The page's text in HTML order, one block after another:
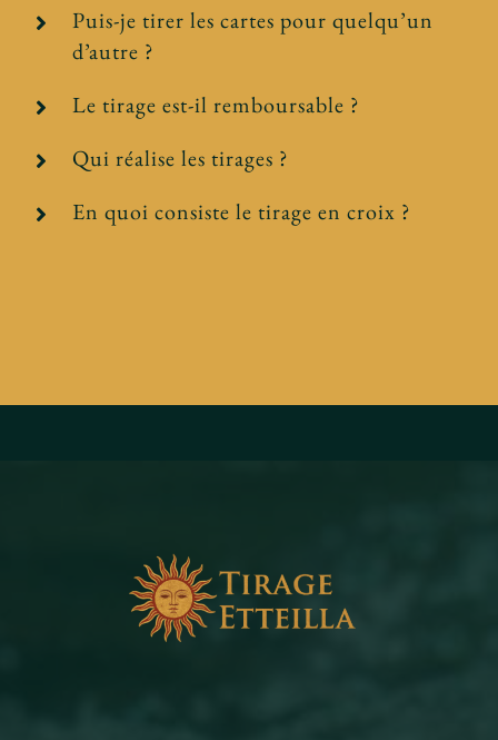
Puis-je tirer les cartes pour quelqu’un
d’autre ?
Le tirage est-il remboursable ?
Qui réalise les tirages ?
En quoi consiste le tirage en croix ?